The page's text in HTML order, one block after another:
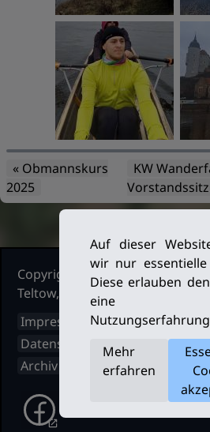
« Obmannskurs
2025
KW
Copyright Ruderclub
Teltow, 2026. Alle Rechte
Impressum
Datenschutz
Archiv
Auf dieser
wir nur essentielle
Diese erlauben
eine
Mehr
erfahren